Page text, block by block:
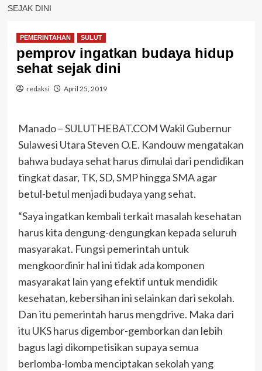
SEJAK DINI
PEMERINTAHAN SULUT
pemprov ingatkan budaya hidup
sehat sejak dini
redaksi April 25, 2019
Manado – SULUTHEBAT.COMWakil Gubernur
Sulawesi Utara Steven O.E. Kandouw mengatakan
bahwa budaya sehat harus dimulai dari pendidikan
tingkat dasar, TK, SD, SMP hingga SMA agar
betul-betul menjadi budaya yang sehat.
“Saya ingatkan kembali terkait masalah kesehatan
harus kita dengung-dengungkan kepada seluruh
masyarakat. Fungsi pemerintah untuk
mengkoordinir hal ini tidak ada komponen
masyarakat lain yang efektif untuk mendidik
kesehatan, kebersihan ini selainkan dari sekolah.
Dan itu pemerintah harus mengdrive. Maka dari
itu UKS harus digembor-gemborkan dan lebih
bagus lagi dikompetisikan supaya semua
berlomba-lomba menciptakan sekolah yang